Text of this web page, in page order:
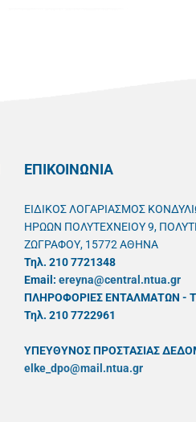
ΕΠΙΚΟΙΝΩΝΙΑ
ΕΙΔΙΚΟΣ ΛΟΓΑΡΙΑΣΜΟΣ
ΗΡΩΩΝ ΠΟΛΥΤΕΧΝΕΙΟΥ 9,
ΖΩΓΡΑΦΟΥ, 15772 ΑΘΗΝΑ
Τηλ. 210 7721348
Email: ereyna@central.ntua.gr
ΠΛΗΡΟΦΟΡΙΕΣ ΕΝΤΑΛΜΑΤΩΝ -
Τηλ. 210 7722961
ΥΠΕΥΘYΝΟΣ ΠΡΟΣΤΑΣΙΑΣ
elke_dpo@mail.ntua.gr